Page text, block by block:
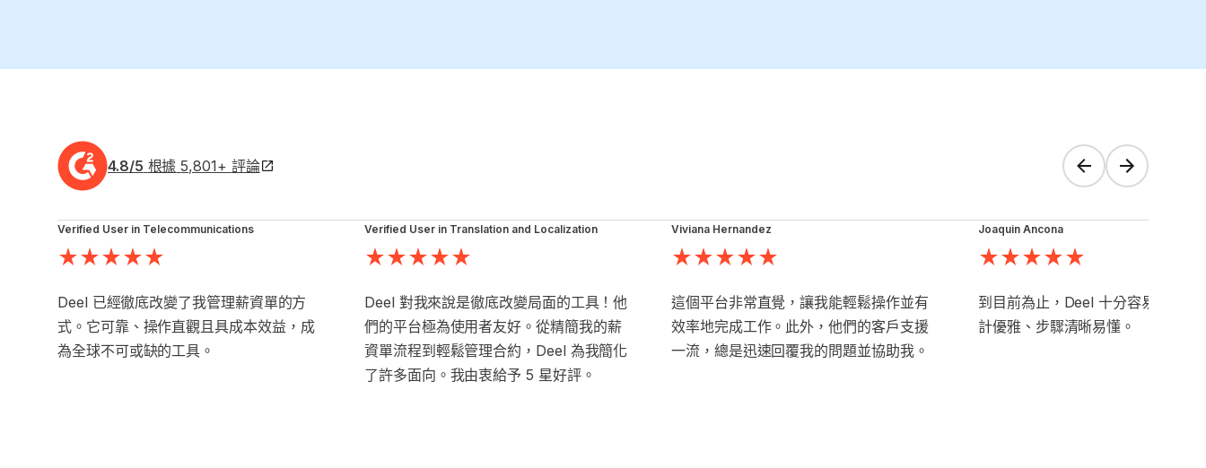
4.8/5 根據 5,801+ 評論
Verified User in Telecommunications
Deel 已經徹底改變了我管理薪資單的方
式。它可靠、操作直觀且具成本效益，成
為全球不可或缺的工具。
Verified User in Translation and Localization
Deel 對我來說是徹底改變局面的工具！他
們的平台極為使用者友好。從精簡我的薪
資單流程到輕鬆管理合約，Deel 為我簡化
了許多面向。我由衷給予 5 星好評。
Viviana Hernandez
這個平台非常直覺，讓我能輕鬆操作並有
效率地完成工作。此外，他們的客戶支援
一流，總是迅速回覆我的問題並協助我。
Joaquin Ancona
到目前為止，Deel 十分容易操作，
計優雅、步驟清晰易懂。